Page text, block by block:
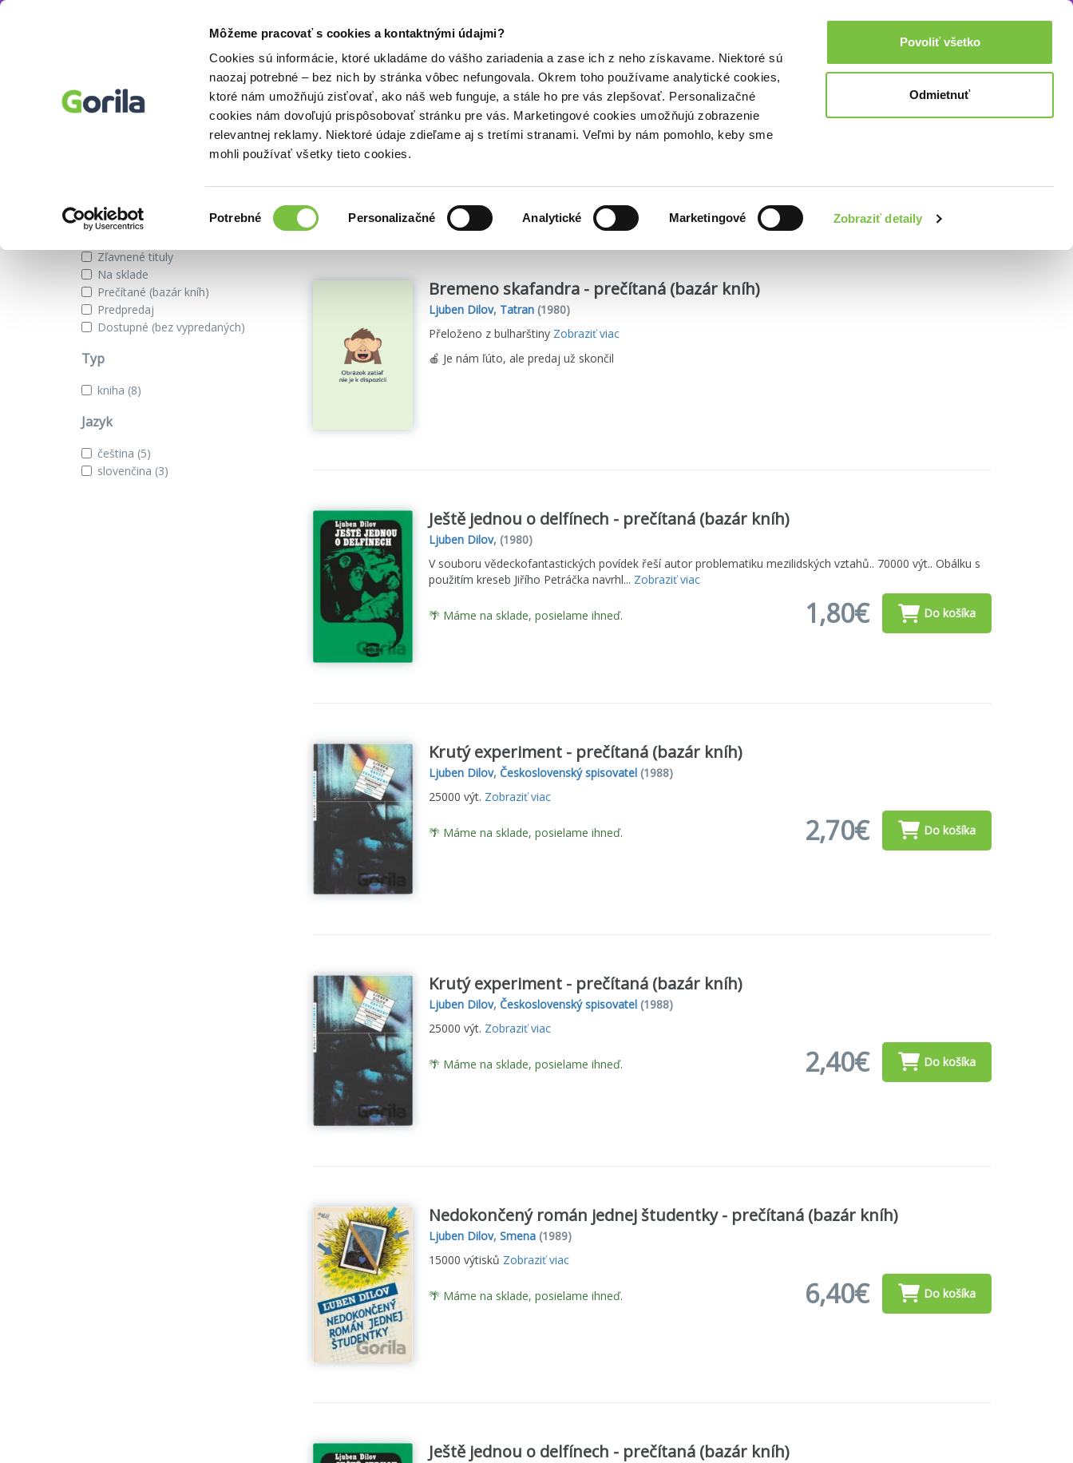
Môžeme pracovať s cookies a kontaktnými údajmi?
Cookies sú informácie, ktoré ukladáme do vášho zariadenia a zase ich z neho získavame. Niektoré sú
naozaj potrebné – bez nich by stránka vôbec nefungovala. Okrem toho používame analytické cookies,
ktoré nám umožňujú zisťovať, ako náš web funguje, a stále ho pre vás zlepšovať. Personalizačné
cookies nám dovoľujú prispôsobovať stránku pre vás. Marketingové cookies umožňujú zobrazenie
relevantnej reklamy. Niektoré údaje zdieľame aj s tretími stranami. Veľmi by nám pomohlo, keby sme
mohli používať všetky tieto cookies.
súhlasu
Potrebné Personalizačné Analytické Marketingové Zobraziť detaily
Povoliť všetko
Odmietnuť
Doplnky Prihlásenie 0,00€
Ljuben Dilov Akcie a zľavy
Knihy autora Ljuben Dilov
Zobraziť iba
Zľavnené tituly
Na sklade
Prečítané (bazár kníh)
Predpredaj
Dostupné (bez vypredaných)
Typ
kniha (8)
Jazyk
čeština (5)
slovenčina (3)
Našli sme Zoradiť podľa:
Bremeno skafandra - prečítaná (bazár kníh)
Ljuben Dilov, Tatran(1980)
Přeloženo z bulharštiny Zobraziť viac
🍎 Je nám ľúto, ale predaj už skončil
Ještě jednou o delfínech - prečítaná (bazár kníh)
Ljuben Dilov, (1980)
V souboru vědeckofantastických povídek řeší autor problematiku mezilidských vztahů.. 70000 výt.. Obálku s
použitím kreseb Jiřího Petráčka navrhl... Zobraziť viac
🌴 Máme na sklade, posielame ihneď. 1,80€ Do košíka
Krutý experiment - prečítaná (bazár kníh)
Ljuben Dilov, Československý spisovatel(1988)
25000 výt. Zobraziť viac
🌴 Máme na sklade, posielame ihneď. 2,70€ Do košíka
Krutý experiment - prečítaná (bazár kníh)
Ljuben Dilov, Československý spisovatel(1988)
25000 výt. Zobraziť viac
🌴 Máme na sklade, posielame ihneď. 2,40€ Do košíka
Nedokončený román jednej študentky - prečítaná (bazár kníh)
Ljuben Dilov, Smena(1989)
15000 výtisků Zobraziť viac
🌴 Máme na sklade, posielame ihneď. 6,40€ Do košíka
Ještě jednou o delfínech - prečítaná (bazár kníh)